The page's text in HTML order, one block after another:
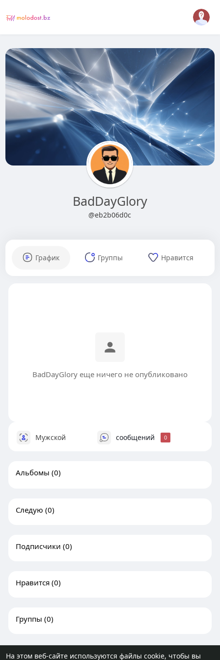
На этом веб-сайте используются файлы cookie, чтобы вы
BadDayGlory
@eb2b06d0c
График Группы Нравится
BadDayGlory еще ничего не опубликовано
Мужской сообщений 0
Альбомы (0)
Следую (0)
Подписчики (0)
Нравится (0)
Группы (0)